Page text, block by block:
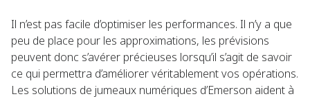
Il n’est pas facile d’optimiser les performances. Il n’y a que
peu de place pour les approximations, les prévisions
peuvent donc s’avérer précieuses lorsqu’il s’agit de savoir
ce qui permettra d’améliorer véritablement vos opérations.
Les solutions de jumeaux numériques d’Emerson aident à